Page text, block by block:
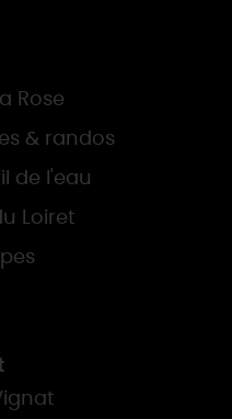
Rose
& randos
de l'eau
Loiret